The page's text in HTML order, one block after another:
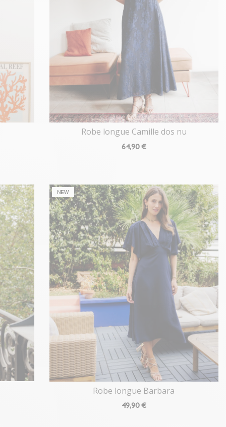
Robe longue Camille dos nu
64,90 €
Robe longue Barbara
49,90 €